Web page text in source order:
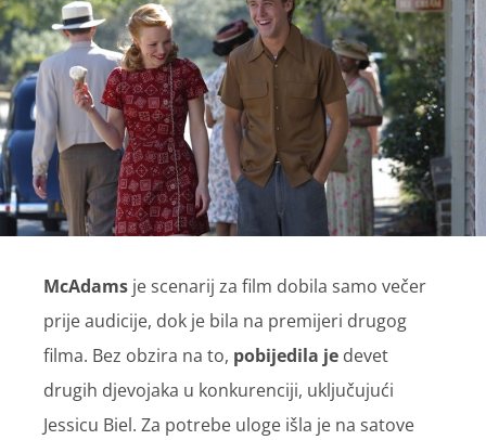
McAdams je scenarij za film dobila samo večer
prije audicije, dok je bila na premijeri drugog
filma. Bez obzira na to, pobijedila je devet
drugih djevojaka u konkurenciji, uključujući
Jessicu Biel. Za potrebe uloge išla je na satove